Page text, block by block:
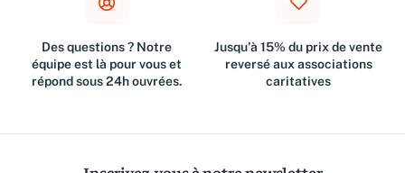
Des questions ? Notre
équipe est là pour vous et
répond sous 24h ouvrées.
Jusqu'à 15% du prix de vente
reversé aux associations
caritatives